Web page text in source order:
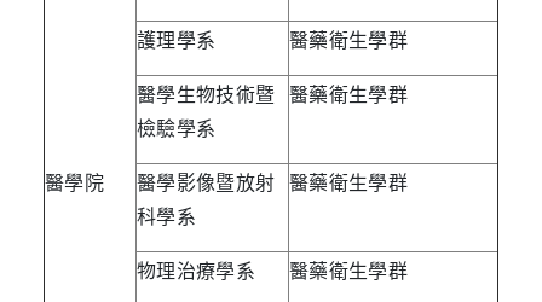
醫學院
護理學系
醫藥衛生學群
醫學生物技術暨
檢驗學系
醫藥衛生學群
醫學影像暨放射
科學系
醫藥衛生學群
物理治療學系
醫藥衛生學群